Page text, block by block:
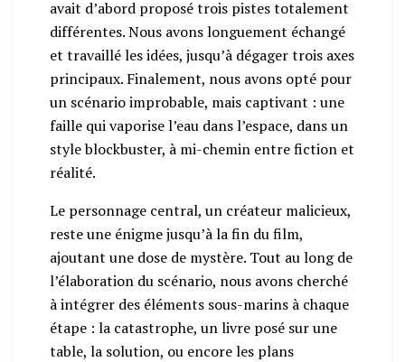
avait d’abord proposé trois pistes totalement
différentes. Nous avons longuement échangé
et travaillé les idées, jusqu’à dégager trois axes
principaux. Finalement, nous avons opté pour
un scénario improbable, mais captivant : une
faille qui vaporise l’eau dans l’espace, dans un
style blockbuster, à mi-chemin entre fiction et
réalité.
Le personnage central, un créateur malicieux,
reste une énigme jusqu’à la fin du film,
ajoutant une dose de mystère. Tout au long de
l’élaboration du scénario, nous avons cherché
à intégrer des éléments sous-marins à chaque
étape : la catastrophe, un livre posé sur une
table, la solution, ou encore les plans